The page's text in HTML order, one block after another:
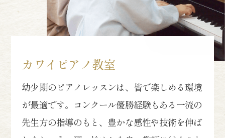
カワイピアノ教室
幼少期のピアノレッスンは、皆で楽しめる環境
が最適です。コンクール優勝経験もある一流の
先生方の指導のもと、豊かな感性や技術を伸ば